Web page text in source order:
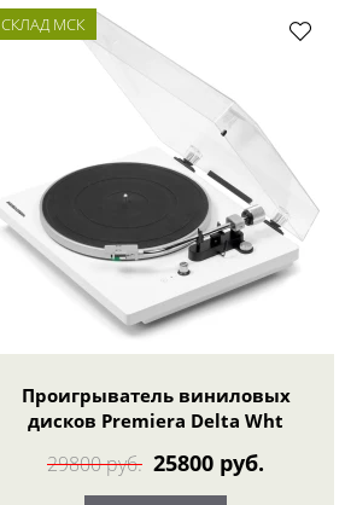
СКЛАД МСК
Проигрыватель виниловых
дисков Premiera Delta Wht
29800 руб. 25800 руб.